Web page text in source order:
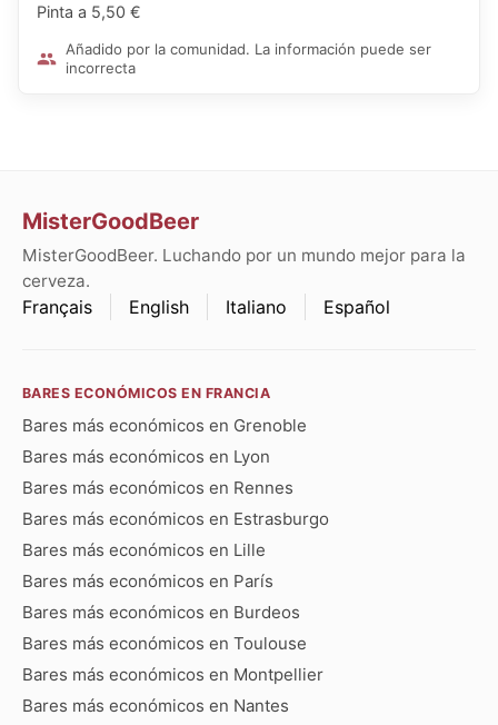
Pinta a 5,50 €
Añadido por la comunidad. La información puede ser
incorrecta
MisterGoodBeer
MisterGoodBeer. Luchando por un mundo mejor para la
cerveza.
Français English Italiano Español
BARES ECONÓMICOS EN FRANCIA
Bares más económicos en Grenoble
Bares más económicos en Lyon
Bares más económicos en Rennes
Bares más económicos en Estrasburgo
Bares más económicos en Lille
Bares más económicos en París
Bares más económicos en Burdeos
Bares más económicos en Toulouse
Bares más económicos en Montpellier
Bares más económicos en Nantes